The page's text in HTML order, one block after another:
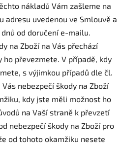
nákladů Vám zašleme na
adresu uvedenou ve Smlouvě a
od doručení e-mailu.
na Zboží na Vás přechází
ho převezmete. V případě, kdy
s výjimkou případů dle čl.
nebezpečí škody na Zboží
kdy jste měli možnost ho
na Vaší straně k převzetí
nebezpečí škody na Zboží pro
od tohoto okamžiku nesete